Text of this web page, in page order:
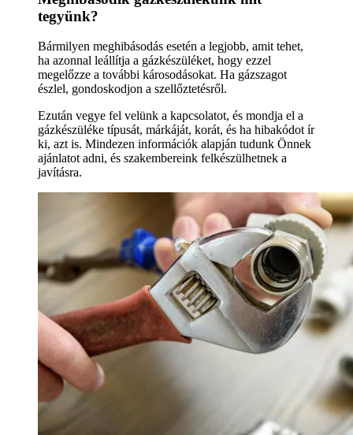
tegyünk?
Bármilyen meghibásodás esetén a legjobb, amit tehet,
ha azonnal leállítja a gázkészüléket, hogy ezzel
megelőzze a további károsodásokat. Ha gázszagot
észlel, gondoskodjon a szellőztetésről.
Ezután vegye fel velünk a kapcsolatot, és mondja el a
gázkészüléke típusát, márkáját, korát, és ha hibakódot ír
ki, azt is. Mindezen információk alapján tudunk Önnek
ajánlatot adni, és szakembereink felkészülhetnek a
javításra.